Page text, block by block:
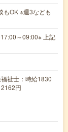
もOK ※週3なども
～09:00※ 上記
祉士：時給1830
円